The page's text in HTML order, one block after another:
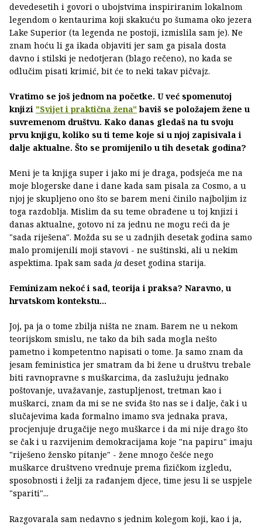
devedesetih i govori o ubojstvima inspiriranim lokalnom
legendom o kentaurima koji skakuću po šumama oko jezera
Lake Superior (ta legenda ne postoji, izmislila sam je). Ne
znam hoću li ga ikada objaviti jer sam ga pisala dosta
davno i stilski je nedotjeran (blago rečeno), no kada se
odlučim pisati krimić, bit će to neki takav pičvajz.
Vratimo se još jednom na početke. U već spomenutoj
knjizi "Svijet i praktična žena"baviš se položajem žene u
suvremenom društvu. Kako danas gledaš na tu svoju
prvu knjigu, koliko su ti teme koje si u njoj zapisivala i
dalje aktualne. Što se promijenilo u tih desetak godina?
Meni je ta knjiga super i jako mi je draga, podsjeća me na
moje blogerske dane i dane kada sam pisala za Cosmo, a u
njoj je skupljeno ono što se barem meni činilo najboljim iz
toga razdoblja. Mislim da su teme obrađene u toj knjizi i
danas aktualne, gotovo ni za jednu ne mogu reći da je
"sada riješena". Možda su se u zadnjih desetak godina samo
malo promijenili moji stavovi - ne suštinski, ali u nekim
aspektima. Ipak sam sada ja deset godina starija.
Feminizam nekoć i sad, teorija i praksa? Naravno, u
hrvatskom kontekstu...
Joj, pa ja o tome zbilja ništa ne znam. Barem ne u nekom
teorijskom smislu, ne tako da bih sada mogla nešto
pametno i kompetentno napisati o tome. Ja samo znam da
jesam feministica jer smatram da bi žene u društvu trebale
biti ravnopravne s muškarcima, da zaslužuju jednako
poštovanje, uvažavanje, zastupljenost, tretman kao i
muškarci, znam da mi se ne sviđa što nas se i dalje, čak i u
slučajevima kada formalno imamo sva jednaka prava,
procjenjuje drugačije nego muškarce i da mi nije drago što
se čak i u razvijenim demokracijama koje "na papiru" imaju
"riješeno žensko pitanje" - žene mnogo češće nego
muškarce društveno vrednuje prema fizičkom izgledu,
sposobnosti i želji za rađanjem djece, time jesu li se uspjele
"spariti"...
Razgovarala sam nedavno s jednim kolegom koji, kao i ja,